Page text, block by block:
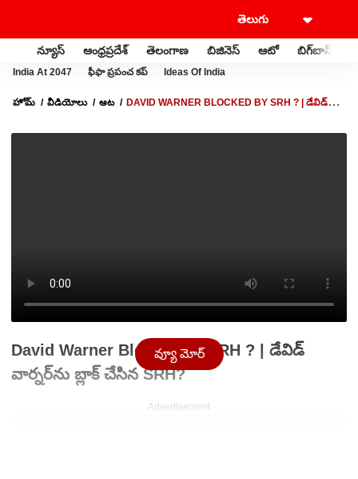
న్యూస్ ఆంధ్రప్రదేశ్ తెలంగాణ బిజినెస్ ఆటో బిగ్‌బాస్
India At 2047 ఫీఫా ప్రపంచ కప్ Ideas Of India
హోమ్ వీడియోలు ఆట
DAVID WARNER BLOCKED BY SRH ? | డేవిడ్
David Warner Blocked by SRH ? | డేవిడ్
వార్నర్‌ను బ్లాక్ చేసిన SRH?
Advertisement
వ్యూ మోర్